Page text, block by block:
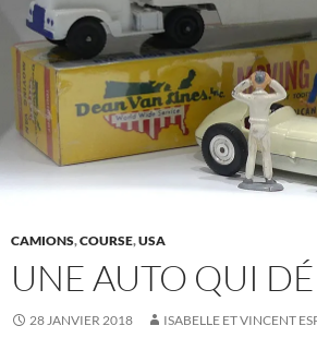
CAMIONS,COURSE,USA
UNE AUTO QUI
28 JANVIER 2018 ISABELLE ET VINCENT